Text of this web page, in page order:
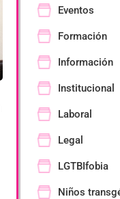
Eventos
Formación
Información
Institucional
Laboral
Legal
LGTBIfobia
Niños